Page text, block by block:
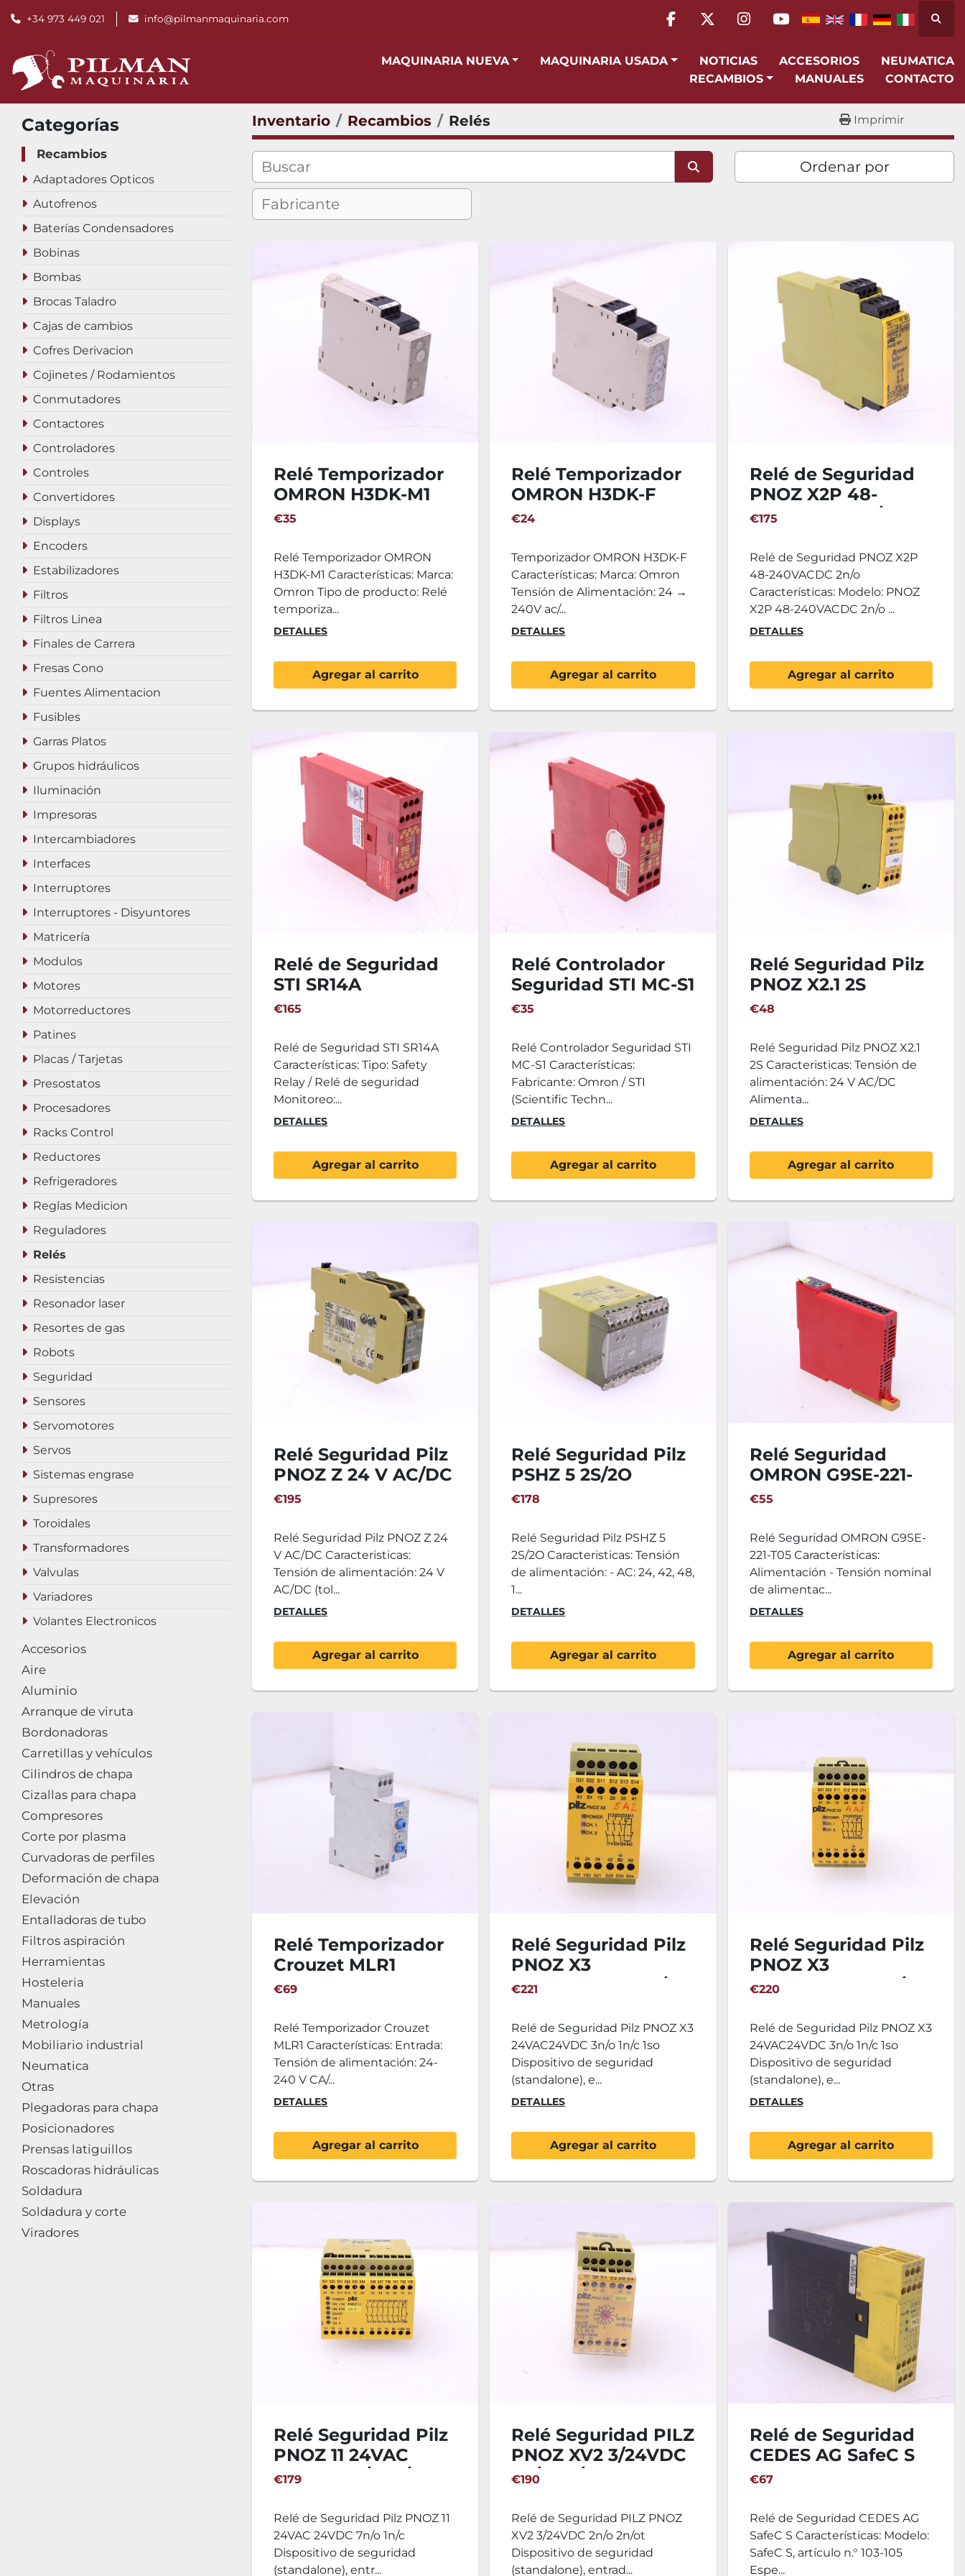
+34 973 449 021 info@pilmanmaquinaria.com
facebook
twitterinstagram
youtube
MAQUINARIA NUEVA MAQUINARIA USADA NOTICIAS ACCESORIOS
NEUMATICA
RECAMBIOS
MANUALES CONTACTO
Categorías
Recambios
Adaptadores Opticos
Autofrenos
Baterías Condensadores
Bobinas
Bombas
Brocas Taladro
Cajas de cambios
Cofres Derivacion
Cojinetes / Rodamientos
Conmutadores
Contactores
Controladores
Controles
Convertidores
Displays
Encoders
Estabilizadores
Filtros
Filtros Linea
Finales de Carrera
Fresas Cono
Fuentes Alimentacion
Fusibles
Garras Platos
Grupos hidráulicos
Iluminación
Impresoras
Intercambiadores
Interfaces
Interruptores
Interruptores - Disyuntores
Matricería
Modulos
Motores
Motorreductores
Patines
Placas / Tarjetas
Presostatos
Procesadores
Racks Control
Reductores
Refrigeradores
Reglas Medicion
Reguladores
Relés
Resistencias
Resonador laser
Resortes de gas
Robots
Seguridad
Sensores
Servomotores
Servos
Sistemas engrase
Supresores
Toroidales
Transformadores
Valvulas
Variadores
Volantes Electronicos
Accesorios
Aire
Aluminio
Arranque de viruta
Bordonadoras
Carretillas y vehículos
Cilindros de chapa
Cizallas para chapa
Compresores
Corte por plasma
Curvadoras de perfiles
Deformación de chapa
Elevación
Entalladoras de tubo
Filtros aspiración
Herramientas
Hosteleria
Manuales
Metrología
Mobiliario industrial
Neumatica
Otras
Plegadoras para chapa
Posicionadores
Prensas latiguillos
Roscadoras hidráulicas
Soldadura
Soldadura y corte
Viradores
Inventario Recambios Relés Imprimir
Ordenar por
Relé Temporizador
OMRON H3DK-M1
€35
Relé Temporizador OMRON
H3DK-M1 Características: Marca:
Omron Tipo de producto: Relé
temporiza...
DETALLES
Agregar al carrito
Relé Temporizador
OMRON H3DK-F
€24
Temporizador OMRON H3DK-F
Características: Marca: Omron
Tensión de Alimentación: 24 →
240V ac/...
DETALLES
Agregar al carrito
Relé de Seguridad
PNOZ X2P 48-
240VACDC 2n/o
€175
Relé de Seguridad PNOZ X2P
48-240VACDC 2n/o
Características: Modelo: PNOZ
X2P 48-240VACDC 2n/o ...
DETALLES
Agregar al carrito
Relé de Seguridad
STI SR14A
€165
Relé de Seguridad STI SR14A
Características: Tipo: Safety
Relay / Relé de seguridad
Monitoreo:...
DETALLES
Agregar al carrito
Relé Controlador
Seguridad STI MC-S1
€35
Relé Controlador Seguridad STI
MC-S1 Características:
Fabricante: Omron / STI
(Scientific Techn...
DETALLES
Agregar al carrito
Relé Seguridad Pilz
PNOZ X2.1 2S
€48
Relé Seguridad Pilz PNOZ X2.1
2S Caracteristicas: Tensión de
alimentación: 24 V AC/DC
Alimenta...
DETALLES
Agregar al carrito
Relé Seguridad Pilz
PNOZ Z 24 V AC/DC
€195
Relé Seguridad Pilz PNOZ Z 24
V AC/DC Caracteristicas:
Tensión de alimentación: 24 V
AC/DC (tol...
DETALLES
Agregar al carrito
Relé Seguridad Pilz
PSHZ 5 2S/2O
€178
Relé Seguridad Pilz PSHZ 5
2S/2O Caracteristicas: Tensión
de alimentación: - AC: 24, 42, 48,
1...
DETALLES
Agregar al carrito
Relé Seguridad
OMRON G9SE-221-
T05
€55
Relé Seguridad OMRON G9SE-
221-T05 Características:
Alimentación - Tensión nominal
de alimentac...
DETALLES
Agregar al carrito
Relé Temporizador
Crouzet MLR1
€69
Relé Temporizador Crouzet
MLR1 Características: Entrada:
Tensión de alimentación: 24-
240 V CA/...
DETALLES
Agregar al carrito
Relé Seguridad Pilz
PNOZ X3
24VAC24VDC 3n/o
€221
Relé de Seguridad Pilz PNOZ X3
24VAC24VDC 3n/o 1n/c 1so
Dispositivo de seguridad
(standalone), e...
DETALLES
Agregar al carrito
Relé Seguridad Pilz
PNOZ X3
24VAC24VDC 3n/o
€220
Relé de Seguridad Pilz PNOZ X3
24VAC24VDC 3n/o 1n/c 1so
Dispositivo de seguridad
(standalone), e...
DETALLES
Agregar al carrito
Relé Seguridad Pilz
PNOZ 11 24VAC
24VDC 7n/o 1n/c
€179
Relé de Seguridad Pilz PNOZ 11
24VAC 24VDC 7n/o 1n/c
Dispositivo de seguridad
(standalone), entr...
Relé Seguridad PILZ
PNOZ XV2 3/24VDC
2n/o 2n/ot
€190
Relé de Seguridad PILZ PNOZ
XV2 3/24VDC 2n/o 2n/ot
Dispositivo de seguridad
(standalone), entrad...
Relé de Seguridad
CEDES AG SafeC S
€67
Relé de Seguridad CEDES AG
SafeC S Características: Modelo:
SafeC S, artículo n.° 103-105
Espe...